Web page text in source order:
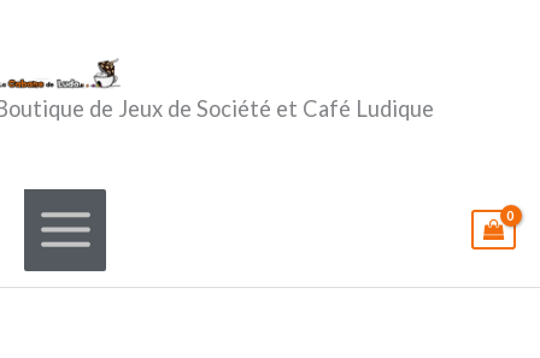
de Jeux de Société et Café Ludique